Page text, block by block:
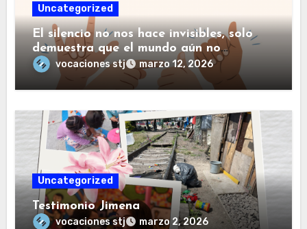
Uncategorized
El silencio no nos hace invisibles, solo
demuestra que el mundo aún no
haaprendido a escucharnos.
vocaciones stj marzo 12, 2026
Uncategorized
Testimonio Jimena
vocaciones stj marzo 2, 2026